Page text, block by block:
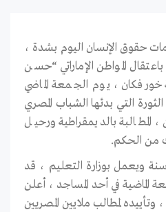
حقوق الإنسان اليوم بشدة ،
باعتقال المواطن الإماراتي “حسن
، يوم الجمعة الماضي
الثورة التي بدئها الشباب المصري
المطالبة بالديمقراطية ورحيل
من الحكم.
وكان حسن الحمادي ، 50سنة ويعمل بوزارة التعليم ، قد
في أحد المساجد ، أعلن
لمطالب ملايين المصريين